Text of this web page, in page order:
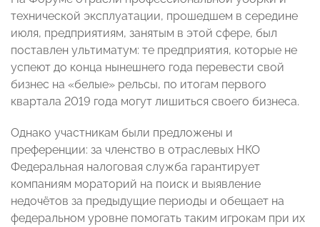
технической эксплуатации, прошедшем в середине
июля, предприятиям, занятым в этой сфере, был
поставлен ультиматум: те предприятия, которые не
успеют до конца нынешнего года перевести свой
бизнес на «белые» рельсы, по итогам первого
квартала 2019 года могут лишиться своего бизнеса.
Однако участникам были предложены и
преференции: за членство в отраслевых НКО
Федеральная налоговая служба гарантирует
компаниям мораторий на поиск и выявление
недочётов за предыдущие периоды и обещает на
федеральном уровне помогать таким игрокам при их